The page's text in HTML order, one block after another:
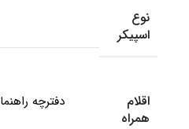
نوع
اسپیکر
اقلام
همراه
دفترچه راهنما